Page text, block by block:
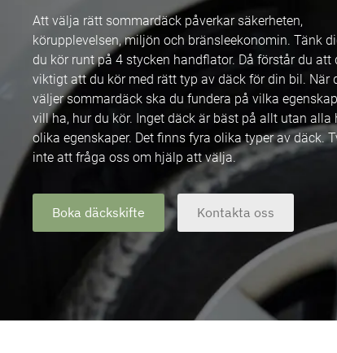
Att välja rätt sommardäck påverkar säkerheten,
körupplevelsen, miljön och bränsleekonomin. Tänk
du kör runt på 4 stycken handflator. Då förstår du att
viktigt att du kör med rätt typ av däck för din bil. När
väljer sommardäck ska du fundera på vilka
vill ha, hur du kör. Inget däck är bäst på allt utan alla
olika egenskaper. Det finns fyra olika typer av däck.
inte att fråga oss om hjälp att välja.
Boka däckskifte Kontakta oss